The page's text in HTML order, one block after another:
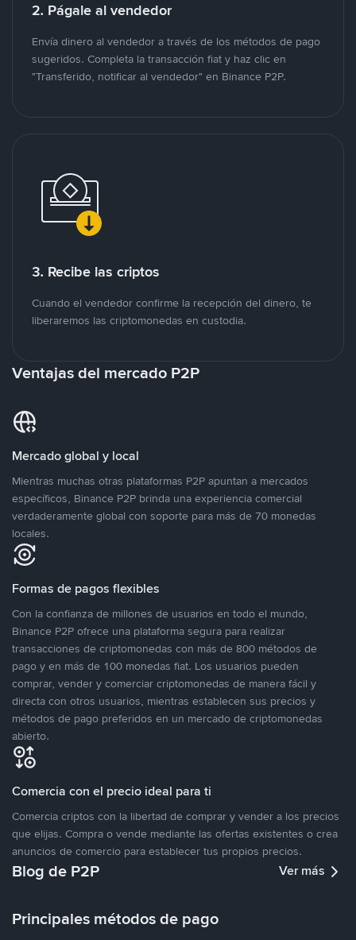
2. Págale al vendedor
Envía dinero al vendedor a través de los métodos de pago
sugeridos. Completa la transacción fiat y haz clic en
"Transferido, notificar al vendedor" en Binance P2P.
3. Recibe las criptos
Cuando el vendedor confirme la recepción del dinero, te
liberaremos las criptomonedas en custodia.
Ventajas del mercado P2P
Mercado global y local
Mientras muchas otras plataformas P2P apuntan a mercados
específicos, Binance P2P brinda una experiencia comercial
verdaderamente global con soporte para más de 70 monedas
locales.
Formas de pagos flexibles
Con la confianza de millones de usuarios en todo el mundo,
Binance P2P ofrece una plataforma segura para realizar
transacciones de criptomonedas con más de 800 métodos de
pago y en más de 100 monedas fiat. Los usuarios pueden
comprar, vender y comerciar criptomonedas de manera fácil y
directa con otros usuarios, mientras establecen sus precios y
métodos de pago preferidos en un mercado de criptomonedas
abierto.
Comercia con el precio ideal para ti
Comercia criptos con la libertad de comprar y vender a los precios
que elijas. Compra o vende mediante las ofertas existentes o crea
anuncios de comercio para establecer tus propios precios.
Blog de P2P Ver más
Principales métodos de pago